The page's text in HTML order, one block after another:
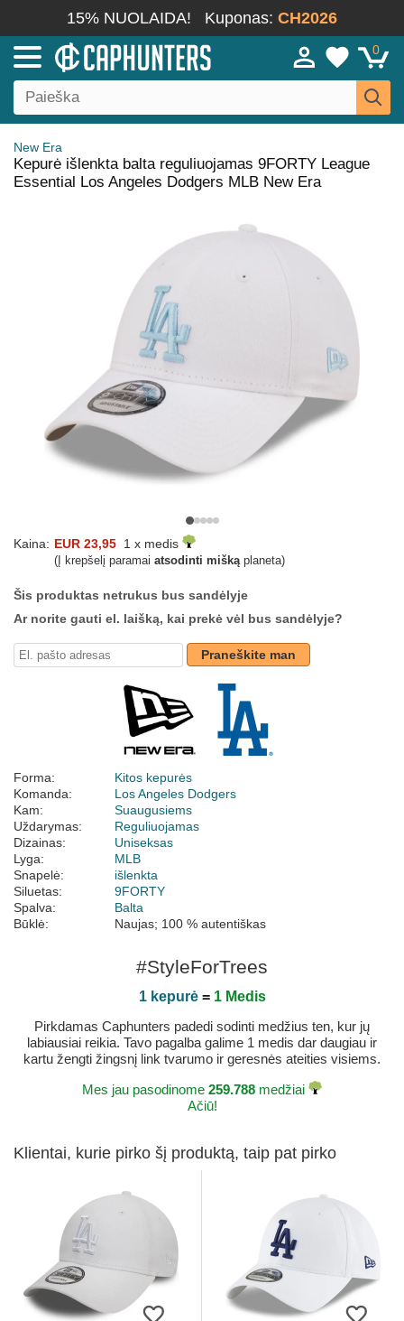
15% NUOLAIDA! Kuponas: CH2026
0
New Era
Kepurė išlenkta balta reguliuojamas 9FORTY League
Essential Los Angeles Dodgers MLB New Era
Kaina: EUR 23,95 1 x medis
(Į krepšelį paramai atsodinti miškąplaneta)
Šis produktas netrukus bus sandėlyje
Ar norite gauti el. laišką, kai prekė vėl bus sandėlyje?
Praneškite man
Forma:
Kitos kepurės
Komanda:
Los Angeles Dodgers
Kam:
Suaugusiems
Uždarymas:
Reguliuojamas
Dizainas:
Uniseksas
Lyga:
MLB
Snapelė:
išlenkta
Siluetas:
9FORTY
Spalva:
Balta
Būklė:
Naujas; 100 % autentiškas
#StyleForTrees
1 kepurė= 1 Medis
Pirkdamas Caphunters padedi sodinti medžius ten, kur jų
labiausiai reikia. Tavo pagalba galime 1 medis dar daugiau ir
kartu žengti žingsnį link tvarumo ir geresnės ateities visiems.
Mes jau pasodinome 259.788 medžiai
Ačiū!
Klientai, kurie pirko šį produktą, taip pat pirko